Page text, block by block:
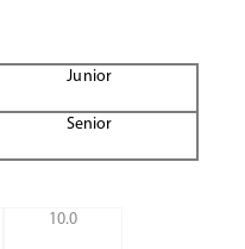
Junior
Senior
10.0